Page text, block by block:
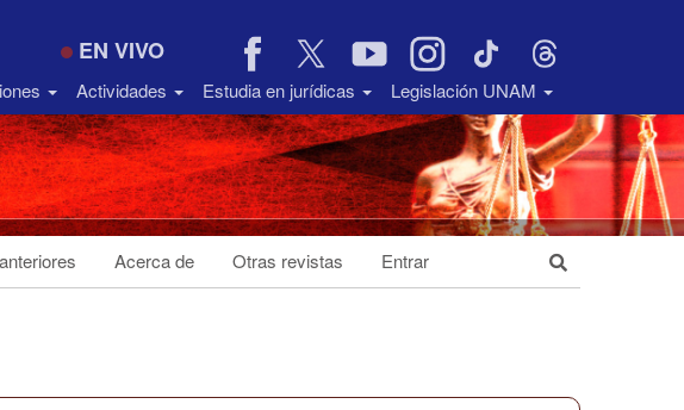
EN VIVO
Actividades Estudia en jurídicas Legislación UNAM
Acerca de Otras revistas Entrar